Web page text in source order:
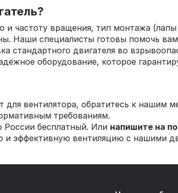
частоту вращения, тип монтажа
Наши специалисты готовы помочь
стандартного двигателя во
оборудование, которое
для вентилятора, обратитесь к
требованиям.
России бесплатный. Или напишите на
и эффективную вентиляцию с нашими